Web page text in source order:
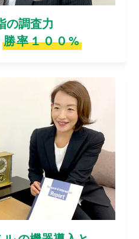
の調査力
勝率１００%